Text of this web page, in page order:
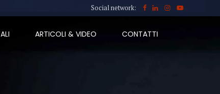
Social network:
ARTICOLI & VIDEO CONTATTI